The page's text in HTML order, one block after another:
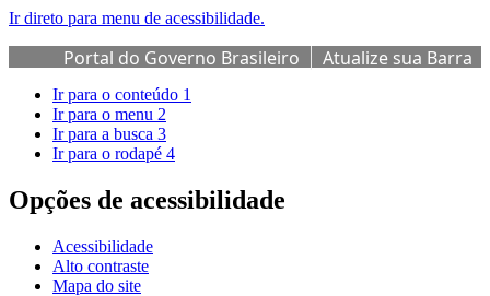
Ir direto para menu de acessibilidade.
Portal do Governo Brasileiro
Atualize sua Barra
de Governo
Ir para o conteúdo 1
Ir para o menu 2
Ir para a busca 3
Ir para o rodapé 4
Opções de acessibilidade
Acessibilidade
Alto contraste
Mapa do site